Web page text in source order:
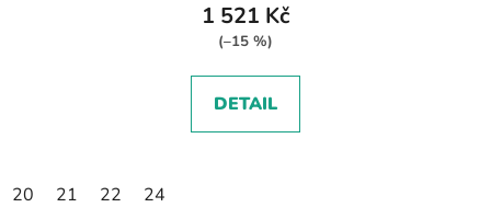
1 521 Kč
(–15 %)
DETAIL
20 21 22 24